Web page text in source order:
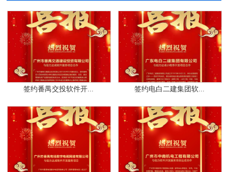
签约番禺交投软件开... 签约电白二建集团软...